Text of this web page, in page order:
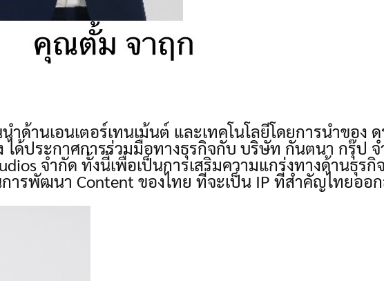
ด้านเอนเตอร์เทนเม้นต์ และเทคโนโลยีโดยการนำของ
ด้ประกาศการร่วมมือทางธุรกิจกับ บริษัท กันตนา กรุ๊ป
จำกัด ทั้งนี้เพื่อเป็นการเสริมความแกร่งทางด้านธุร
ารพัฒนา Content ของไทย ที่จะเป็น IP ที่สำคัญไทยออ